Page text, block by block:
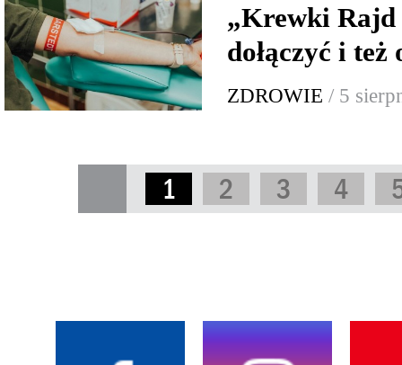
„Krewki Rajd
dołączyć i też
ZDROWIE / 5
1 2 3 4